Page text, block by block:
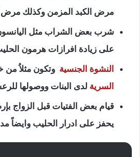
مرض الكبد المزمن وكذلك مرض
شرب بعض الشراب مثل اليانسون
على زيادة افرازات هرمون
النشوة الجنسية وتكون مثلاُ من
السرية لدى البنات ووصولها
قيام بعض الفتيات قبل الزواج
يحفز على ادرار الحليب وايضاً